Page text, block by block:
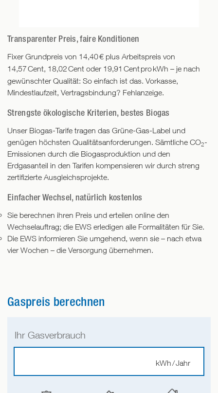
Transparenter Preis, faire Konditionen
Fixer Grundpreis von 14,40€ plus Arbeitspreis von
14,57 Cent, 18,02 Cent oder 19,91 Cent prokWh – je nach
gewünschter Qualität: So einfach ist das. Vorkasse,
Mindestlaufzeit, Vertragsbindung? Fehlanzeige.
Strengste ökologische Kriterien, bestes Biogas
Unser Biogas-Tarife tragen das Grüne-Gas-Label und
genügen höchsten Qualitätsanforderungen. Sämtliche CO2-
Emissionen durch die Biogasproduktion und den
Erdgasanteil in den Tarifen kompensieren wir durch streng
zertifizierte Ausgleichsprojekte.
Einfacher Wechsel, natürlich kostenlos
Sie berechnen ihren Preis und erteilen online den
Wechselauftrag; die EWS erledigen alle Formalitäten für Sie.
Die EWS informieren Sie umgehend, wenn sie – nach etwa
vier Wochen – die Versorgung übernehmen.
Gaspreis berechnen
Ihr Gasverbrauch
kWh / Jahr